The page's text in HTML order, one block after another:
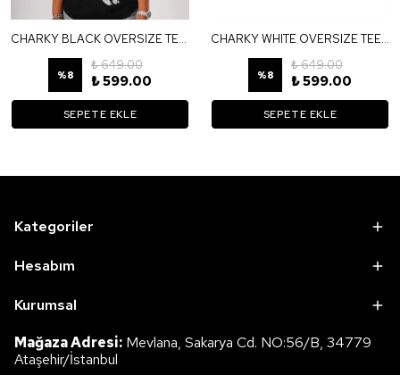
CHARKY BLACK OVERSIZE TEE TS39
%8
₺ 649.00
₺ 599.00
SEPETE EKLE
CHARKY WHITE OVERSIZE TEE TB1
%8
₺ 649.00
₺ 599.00
SEPETE EKLE
Kategoriler
Hesabım
Kurumsal
Mağaza Adresi: Mevlana, Sakarya Cd. NO:56/B, 34779
Ataşehir/İstanbul